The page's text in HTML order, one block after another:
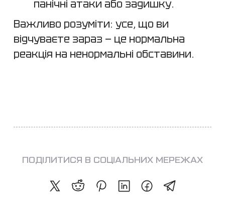
панічні атаки або задишку.
Важливо розуміти: усе, що ви
відчуваєте зараз — це нормальна
реакція на ненормальні обставини.
ПОДІЛИТИСЯ В СОЦІАЛЬНИХ МЕРЕЖАХ